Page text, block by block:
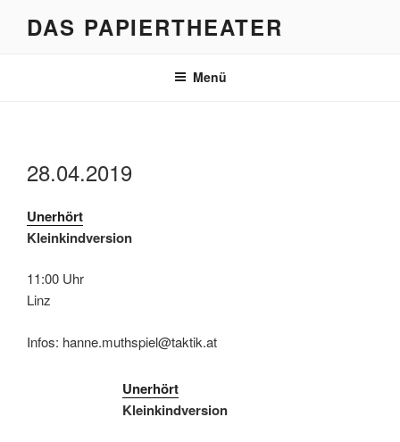
DAS PAPIERTHEATER
Menü
28.04.2019
Unerhört
Kleinkindversion
11:00 Uhr
Linz
Infos: hanne.muthspiel@taktik.at
Unerhört
Kleinkindversion